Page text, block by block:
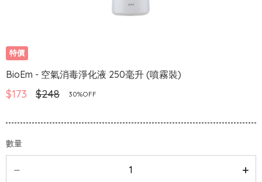
特價
BioEm - 空氣消毒淨化液 250毫升 (噴霧裝)
$173 $248 30%OFF
數量